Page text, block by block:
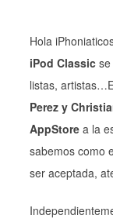
Hola
iPod Classic
listas,
Perez y
AppStore a la
sabemos como
ser aceptada,